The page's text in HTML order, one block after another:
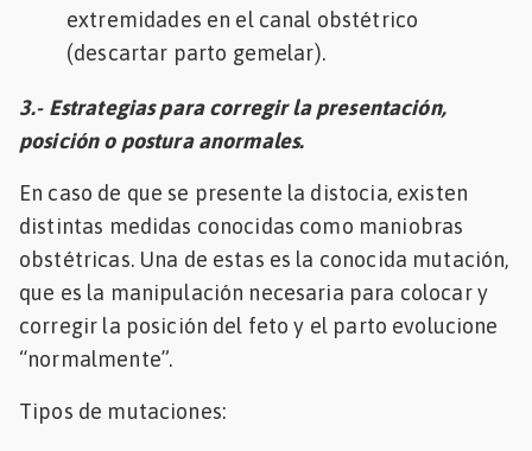
extremidades en el canal obstétrico
(descartar parto gemelar).
3.- Estrategias para corregir la presentación,
posición o postura anormales.
En caso de que se presente la distocia, existen
distintas medidas conocidas como maniobras
obstétricas. Una de estas es la conocida mutación,
que es la manipulación necesaria para colocar y
corregir la posición del feto y el parto evolucione
“normalmente”.
Tipos de mutaciones: